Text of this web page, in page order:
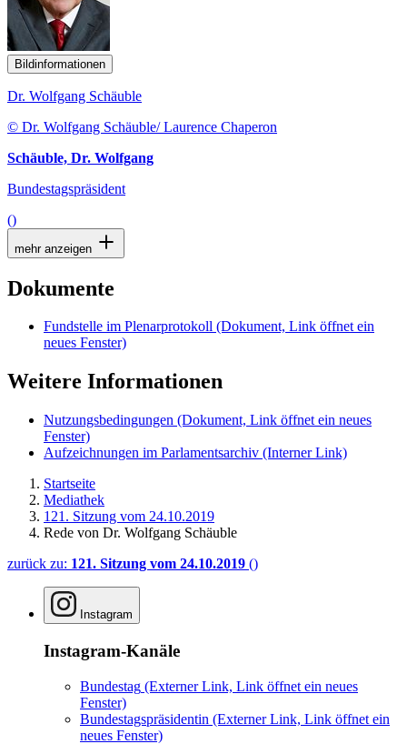
Bildinformationen
Dr. Wolfgang Schäuble
© Dr. Wolfgang Schäuble/ Laurence Chaperon
Schäuble, Dr. Wolfgang
Bundestagspräsident
()
mehr anzeigen
Dokumente
Fundstelle im Plenarprotokoll (Dokument, Link öffnet ein
neues Fenster)
Weitere Informationen
Nutzungsbedingungen (Dokument, Link öffnet ein neues
Fenster)
Aufzeichnungen im Parlamentsarchiv (Interner Link)
Startseite
Mediathek
121. Sitzung vom 24.10.2019
Rede von Dr. Wolfgang Schäuble
zurück zu: 121. Sitzung vom 24.10.2019 ()
Instagram
Instagram-Kanäle
Bundestag (Externer Link, Link öffnet ein neues
Fenster)
Bundestagspräsidentin (Externer Link, Link öffnet ein
neues Fenster)